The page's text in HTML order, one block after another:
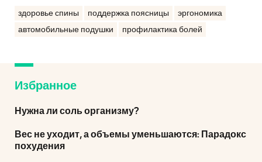
здоровье спины поддержка поясницы
эргономика
автомобильные подушки
профилактика болей
Избранное
Нужна ли соль организму?
Вес не уходит, а объемы уменьшаются: Парадокс
похудения